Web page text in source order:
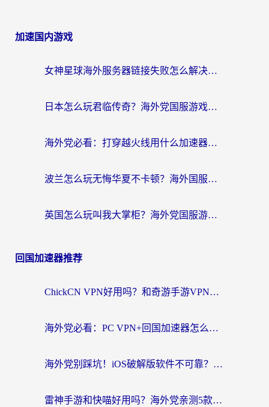
加速国内游戏
女神星球海外服务器链接失败怎么解决？海外党国服游戏加速避坑指南
日本怎么玩君临传奇？海外党国服游戏加速避坑指南（附菲律宾欧洲玩家实测）
海外党必看：打穿越火线用什么加速器？解决延迟卡顿，还能玩奇妙拼图世界和第五人格
波兰怎么玩无悔华夏不卡顿？海外国服游戏加速器终极指南（附征途2萤火突击解决方案）
英国怎么玩叫我大掌柜？海外党国服游戏加速避坑指南（附实测推荐）
回国加速器推荐
ChickCN VPN好用吗？和奇游手游VPN对比哪个回国效果更好？海外党亲测实用指南
海外党必看：PC VPN+回国加速器怎么选？无缝访问国内资源全攻略
海外党别踩坑！iOS破解版软件不可靠？教你选对回国加速器无缝看国内资源
雷神手游和快喵好用吗？海外党亲测5款回国加速器，附斧牛Bling对比+微信视频号解决办法